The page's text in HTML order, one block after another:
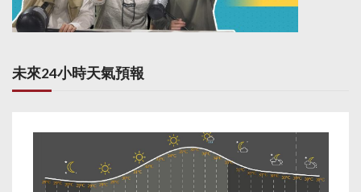
未來24小時天氣預報